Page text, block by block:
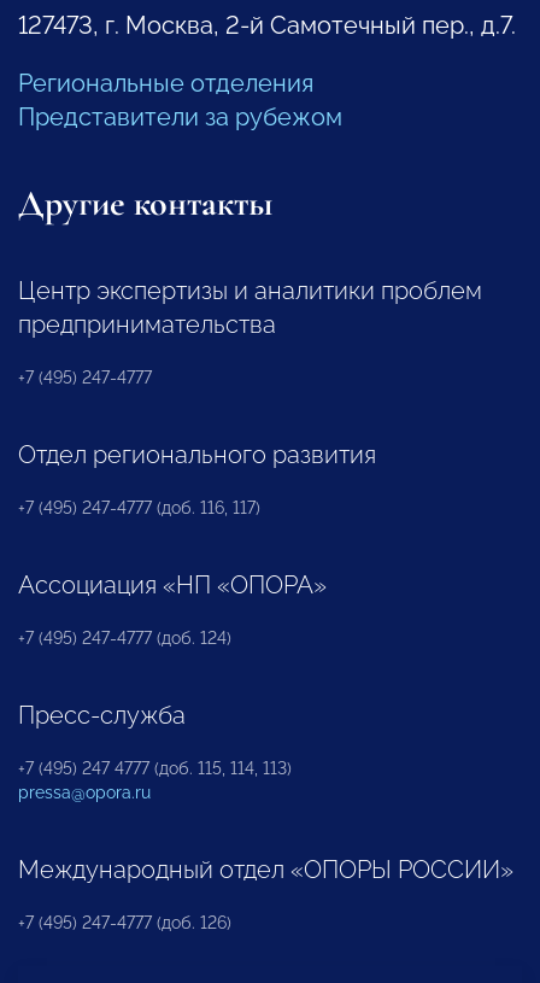
127473, г. Москва, 2-й Самотечный пер., д.7.
Региональные отделения
Представители за рубежом
Другие контакты
Центр экспертизы и аналитики проблем
предпринимательства
+7 (495) 247-4777
Отдел регионального развития
+7 (495) 247-4777 (доб. 116, 117)
Ассоциация «НП «ОПОРА»
+7 (495) 247-4777 (доб. 124)
Пресс-служба
+7 (495) 247 4777 (доб. 115, 114, 113)
pressa@opora.ru
Международный отдел «ОПОРЫ РОССИИ»
+7 (495) 247-4777 (доб. 126)